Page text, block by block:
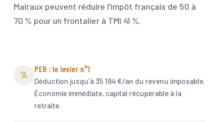
Malraux peuvent réduire l’impôt français de 50 à
70 % pour un frontalier à TMI 41 %.
%
PER : le levier n°1
Déduction jusqu’à 35 194 €/an du revenu imposable.
Économie immédiate, capital récupérable à la
retraite.